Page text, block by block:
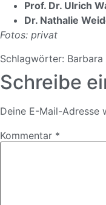
Prof. Dr. Ulrich
Dr. Nathalie
Fotos: privat
Schlagwörter: Barbara
Schreibe
Deine E-Mail-
Kommentar *